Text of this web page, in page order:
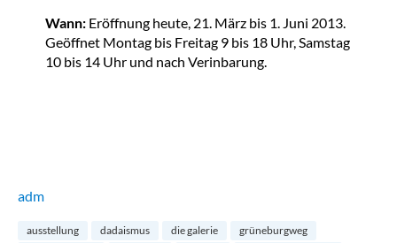
Wann: Eröffnung heute, 21. März bis 1. Juni 2013.
Geöffnet Montag bis Freitag 9 bis 18 Uhr, Samstag
10 bis 14 Uhr und nach Verinbarung.
adm
ausstellung dadaismus die galerie
grüneburgweg